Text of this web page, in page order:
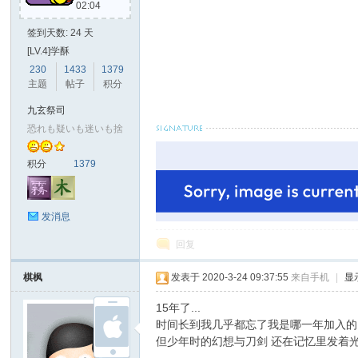
02:04
签到天数: 24 天
[LV.4]学酥
230
主题
1433
帖子
1379
积分
九玄祭司
恐れも疑いも迷いも捨
积分 1379
发消息
回复
棋枫 发表于 2020-3-24 09:37:55 来自手机 显
15年了...
时间长到我几乎都忘了我是哪一年加入的
但少年时的幻想与刀剑 还在记忆里发着